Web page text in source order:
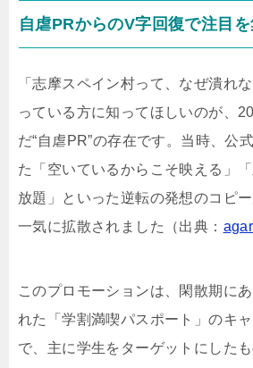
自虐PRからのV字回復で注目
「志摩スペイン村って、なぜ潰れ
っている方に知ってほしいのが、
だ“自虐PR”の存在です。当時、公
た「空いているからこそ映える」
放題」といった逆転の発想のコピ
一気に拡散されました（出典：
このプロモーションは、閑散期に
れた「学割満喫パスポート」のキ
で、主に学生をターゲットにした